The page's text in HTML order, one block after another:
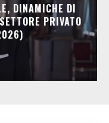
DINAMICHE DI
PRIVATO